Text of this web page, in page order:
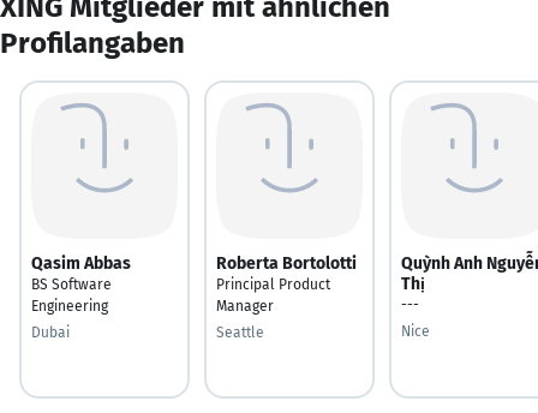
Profilangaben
Qasim Abbas
BS Software
Engineering
Dubai
Roberta Bortolotti
Principal Product
Manager
Seattle
Quỳnh Anh
Thị
---
Nice